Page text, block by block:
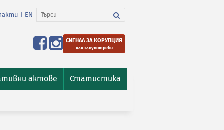
EN
СИГНАЛ ЗА КОРУПЦИЯ
или злоупотреби
актове Статистика